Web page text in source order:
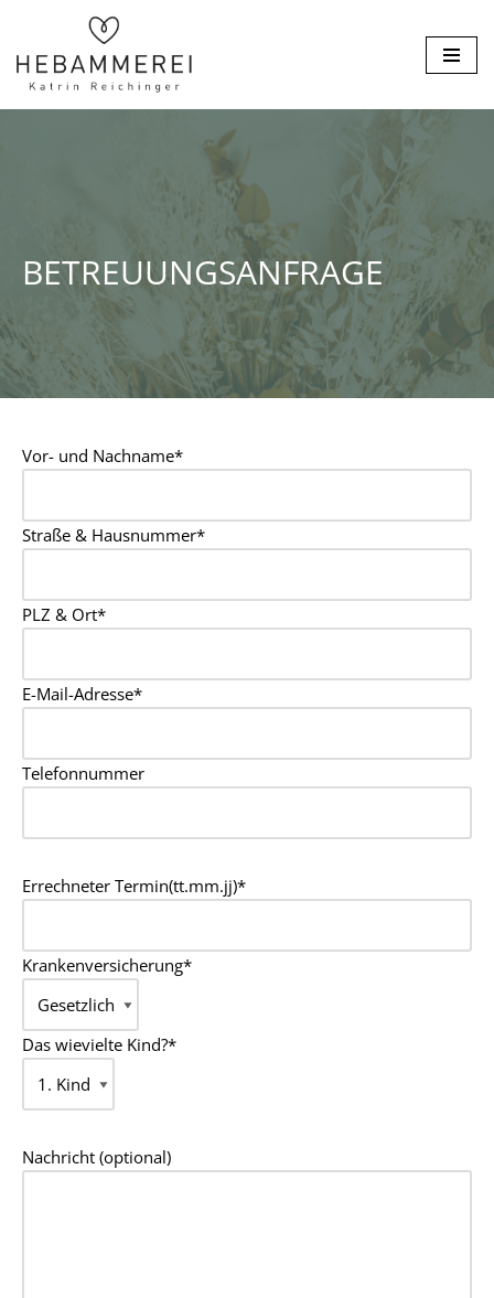
Zum
Inhalt
springen
BETREUUNGSANFRAGE
Vor- und Nachname*
Straße & Hausnummer*
PLZ & Ort*
E-Mail-Adresse*
Telefonnummer
Errechneter Termin(tt.mm.jj)*
Krankenversicherung*
Das wievielte Kind?*
Nachricht (optional)